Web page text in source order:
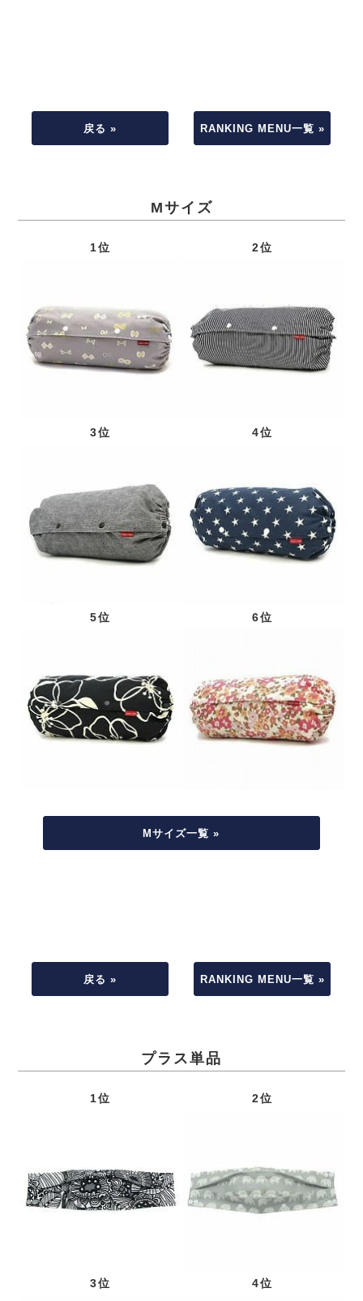
戻る » RANKING MENU一覧 »
Mサイズ
1位 2位
3位 4位
5位 6位
Mサイズ一覧 »
戻る » RANKING MENU一覧 »
プラス単品
1位 2位
3位 4位